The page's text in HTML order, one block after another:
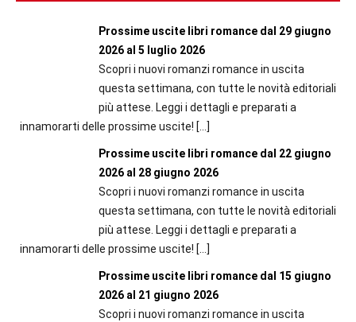
Prossime uscite libri romance dal 29 giugno
2026 al 5 luglio 2026
Scopri i nuovi romanzi romance in uscita
questa settimana, con tutte le novità editoriali
più attese. Leggi i dettagli e preparati a
innamorarti delle prossime uscite! […]
Prossime uscite libri romance dal 22 giugno
2026 al 28 giugno 2026
Scopri i nuovi romanzi romance in uscita
questa settimana, con tutte le novità editoriali
più attese. Leggi i dettagli e preparati a
innamorarti delle prossime uscite! […]
Prossime uscite libri romance dal 15 giugno
2026 al 21 giugno 2026
Scopri i nuovi romanzi romance in uscita